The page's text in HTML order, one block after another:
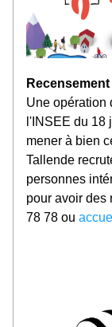
Une opération
l'INSEE du 18
mener à bien
Tallende
personnes
pour avoir des
78 78 ou